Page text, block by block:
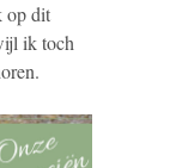
op dit
ik toch